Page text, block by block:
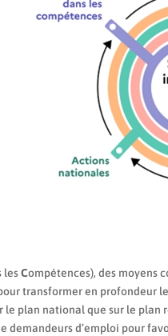
lesCompétences), des moyens
transformer en profondeur
plan national que sur le plan
demandeurs d’emploi pour